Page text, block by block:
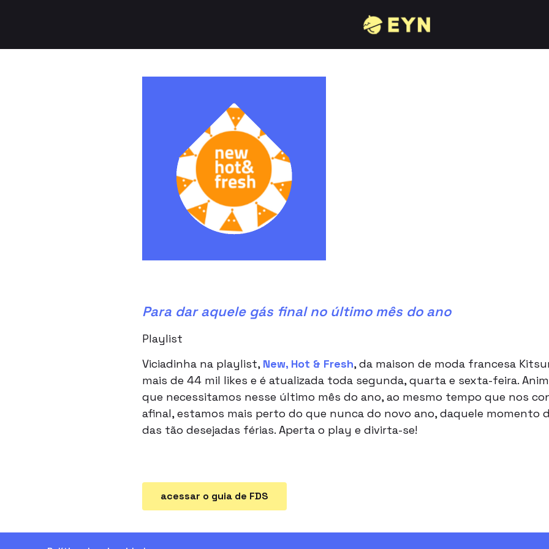
Para dar aquele gás final no último mês do ano
Playlist
Viciadinha na playlist, New, Hot & Fresh, da maison de moda francesa
mais de 44 mil likes e é atualizada toda segunda, quarta e sexta-feira.
que necessitamos nesse último mês do ano, ao mesmo tempo que nos
afinal, estamos mais perto do que nunca do novo ano, daquele momento
das tão desejadas férias. Aperta o play e divirta-se!
acessar o guia de FDS